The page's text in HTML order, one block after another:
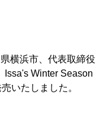
横浜市、代表取締役
Issa's Winter Season
いたしました。